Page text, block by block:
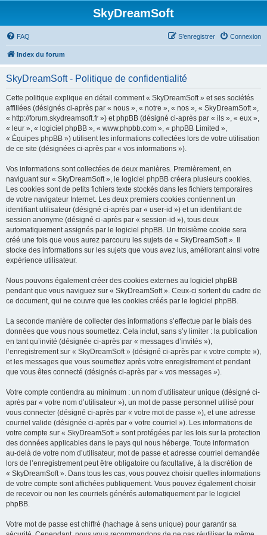
SkyDreamSoft
FAQ Connexion
S’enregistrer
Index du forum
SkyDreamSoft - Politique de confidentialité
Cette politique explique en détail comment « SkyDreamSoft » et ses sociétés
affiliées (désignés ci-après par « nous », « notre », « nos », « SkyDreamSoft »,
« http://forum.skydreamsoft.fr ») et phpBB (désigné ci-après par « ils », « eux »,
« leur », « logiciel phpBB », « www.phpbb.com », « phpBB Limited »,
« Équipes phpBB ») utilisent les informations collectées lors de votre utilisation
de ce site (désignées ci-après par « vos informations »).
Vos informations sont collectées de deux manières. Premièrement, en
naviguant sur « SkyDreamSoft », le logiciel phpBB créera plusieurs cookies.
Les cookies sont de petits fichiers texte stockés dans les fichiers temporaires
de votre navigateur Internet. Les deux premiers cookies contiennent un
identifiant utilisateur (désigné ci-après par « user-id ») et un identifiant de
session anonyme (désigné ci-après par « session-id »), tous deux
automatiquement assignés par le logiciel phpBB. Un troisième cookie sera
créé une fois que vous aurez parcouru les sujets de « SkyDreamSoft ». Il
stocke des informations sur les sujets que vous avez lus, améliorant ainsi votre
expérience utilisateur.
Nous pouvons également créer des cookies externes au logiciel phpBB
pendant que vous naviguez sur « SkyDreamSoft ». Ceux-ci sortent du cadre de
ce document, qui ne couvre que les cookies créés par le logiciel phpBB.
La seconde manière de collecter des informations s’effectue par le biais des
données que vous nous soumettez. Cela inclut, sans s’y limiter : la publication
en tant qu’invité (désignée ci-après par « messages d’invités »),
l’enregistrement sur « SkyDreamSoft » (désigné ci-après par « votre compte »),
et les messages que vous soumettez après votre enregistrement et pendant
que vous êtes connecté (désignés ci-après par « vos messages »).
Votre compte contiendra au minimum : un nom d’utilisateur unique (désigné ci-
après par « votre nom d’utilisateur »), un mot de passe personnel utilisé pour
vous connecter (désigné ci-après par « votre mot de passe »), et une adresse
courriel valide (désignée ci-après par « votre courriel »). Les informations de
votre compte sur « SkyDreamSoft » sont protégées par les lois sur la protection
des données applicables dans le pays qui nous héberge. Toute information
au-delà de votre nom d’utilisateur, mot de passe et adresse courriel demandée
lors de l’enregistrement peut être obligatoire ou facultative, à la discrétion de
« SkyDreamSoft ». Dans tous les cas, vous pouvez choisir quelles informations
de votre compte sont affichées publiquement. Vous pouvez également choisir
de recevoir ou non les courriels générés automatiquement par le logiciel
phpBB.
Votre mot de passe est chiffré (hachage à sens unique) pour garantir sa